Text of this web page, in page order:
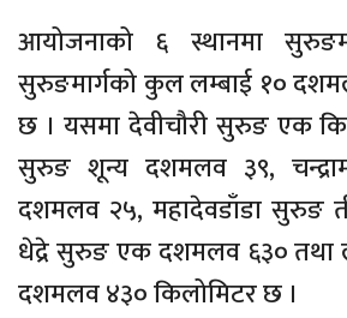
आयोजनाको ६ स्थानमा
सुरुङमार्गको कुल लम्बाई १०
छ । यसमा देवीचौरी सुरुङ एक
सुरुङ शून्य दशमलव ३९,
दशमलव २५, महादेवडाँडा सुरुङ
धेद्रे सुरुङ एक दशमलव ६३०
दशमलव ४३० किलोमिटर छ ।